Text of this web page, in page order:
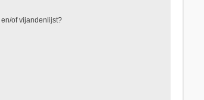
of vijandenlijst?